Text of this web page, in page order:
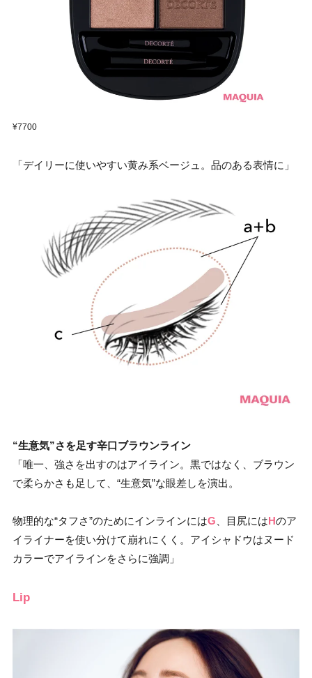
¥7700
「デイリーに使いやすい黄み系ベージュ。品のある表情に」
“生意気”さを足す辛口ブラウンライン
「唯一、強さを出すのはアイライン。黒ではなく、ブラウン
で柔らかさも足して、“生意気”な眼差しを演出。
物理的な“タフさ”のためにインラインにはG 、目尻にはHのア
イライナーを使い分けて崩れにくく。アイシャドウはヌード
カラーでアイラインをさらに強調」
Lip